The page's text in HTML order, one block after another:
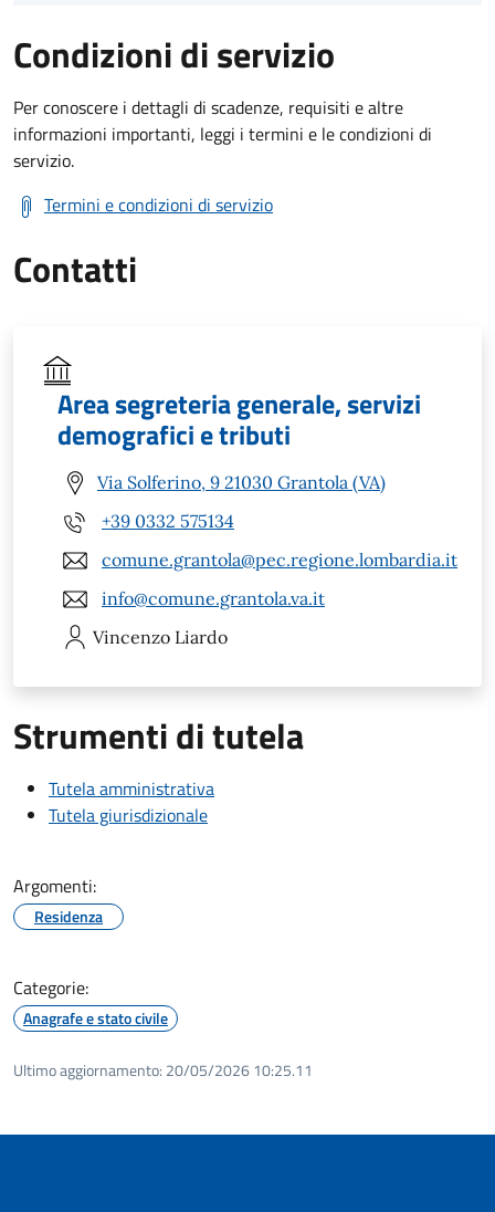
Condizioni di servizio
Per conoscere i dettagli di scadenze, requisiti e altre
informazioni importanti, leggi i termini e le condizioni di
servizio.
Termini e condizioni di servizio
Contatti
Area segreteria generale, servizi
demografici e tributi
Via Solferino, 9 21030 Grantola (VA)
+39 0332 575134
comune.grantola@pec.regione.lombardia.it
info@comune.grantola.va.it
Vincenzo Liardo
Strumenti di tutela
Tutela amministrativa
Tutela giurisdizionale
Argomenti:
Residenza
Categorie:
Anagrafe e stato civile
Ultimo aggiornamento: 20/05/2026 10:25.11